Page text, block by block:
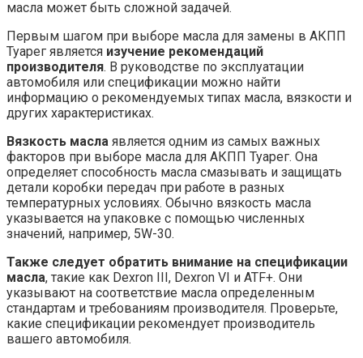
масла может быть сложной задачей.
Первым шагом при выборе масла для замены в АКПП
Туарег является изучение рекомендаций
производителя. В руководстве по эксплуатации
автомобиля или спецификации можно найти
информацию о рекомендуемых типах масла, вязкости и
других характеристиках.
Вязкость масла является одним из самых важных
факторов при выборе масла для АКПП Туарег. Она
определяет способность масла смазывать и защищать
детали коробки передач при работе в разных
температурных условиях. Обычно вязкость масла
указывается на упаковке с помощью численных
значений, например, 5W-30.
Также следует обратить внимание на спецификации
масла, такие как Dexron III, Dexron VI и ATF+. Они
указывают на соответствие масла определенным
стандартам и требованиям производителя. Проверьте,
какие спецификации рекомендует производитель
вашего автомобиля.